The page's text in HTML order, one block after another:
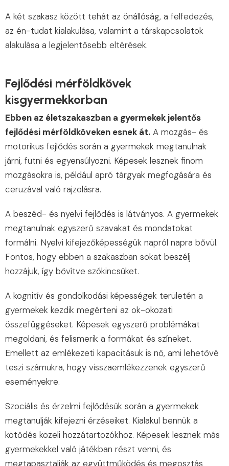
A két szakasz között tehát az önállóság, a felfedezés,
az én-tudat kialakulása, valamint a társkapcsolatok
alakulása a legjelentősebb eltérések.
Fejlődési mérföldkövek
kisgyermekkorban
Ebben az életszakaszban a gyermekek jelentős
fejlődési mérföldköveken esnek át. A mozgás- és
motorikus fejlődés során a gyermekek megtanulnak
járni, futni és egyensúlyozni. Képesek lesznek finom
mozgásokra is, például apró tárgyak megfogására és
ceruzával való rajzolásra.
A beszéd- és nyelvi fejlődés is látványos. A gyermekek
megtanulnak egyszerű szavakat és mondatokat
formálni. Nyelvi kifejezőképességük napról napra bővül.
Fontos, hogy ebben a szakaszban sokat beszélj
hozzájuk, így bővítve szókincsüket.
A kognitív és gondolkodási képességek területén a
gyermekek kezdik megérteni az ok-okozati
összefüggéseket. Képesek egyszerű problémákat
megoldani, és felismerik a formákat és színeket.
Emellett az emlékezeti kapacitásuk is nő, ami lehetővé
teszi számukra, hogy visszaemlékezzenek egyszerű
eseményekre.
Szociális és érzelmi fejlődésük során a gyermekek
megtanulják kifejezni érzéseiket. Kialakul bennük a
kötődés közeli hozzátartozókhoz. Képesek lesznek más
gyermekekkel való játékban részt venni, és
megtapasztalják az együttműködés és megosztás